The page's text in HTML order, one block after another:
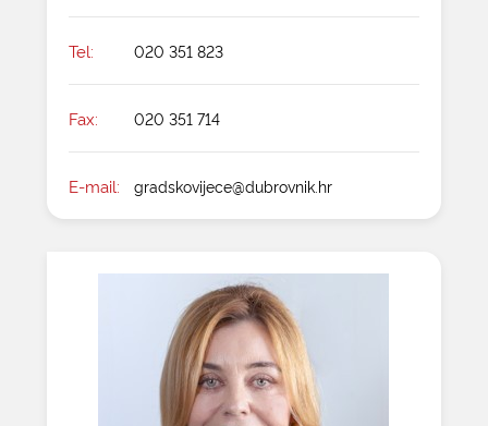
Tel: 020 351 823
Fax: 020 351 714
E-mail: gradskovijece@dubrovnik.hr